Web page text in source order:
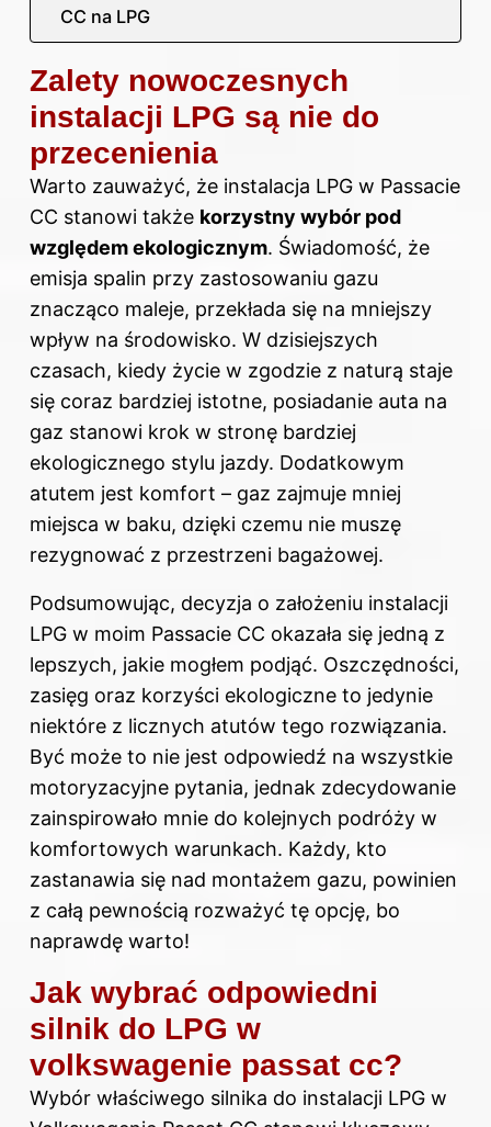
CC na LPG
Zalety nowoczesnych
instalacji LPG są nie do
przecenienia
Warto zauważyć, że instalacja LPG w Passacie
CC stanowi także korzystny wybór pod
względem ekologicznym. Świadomość, że
emisja spalin przy zastosowaniu gazu
znacząco maleje, przekłada się na mniejszy
wpływ na środowisko. W dzisiejszych
czasach, kiedy życie w zgodzie z naturą staje
się coraz bardziej istotne, posiadanie auta na
gaz stanowi krok w stronę bardziej
ekologicznego stylu jazdy. Dodatkowym
atutem jest komfort – gaz zajmuje mniej
miejsca w baku, dzięki czemu nie muszę
rezygnować z przestrzeni bagażowej.
Podsumowując, decyzja o założeniu instalacji
LPG w moim Passacie CC okazała się jedną z
lepszych, jakie mogłem podjąć. Oszczędności,
zasięg oraz korzyści ekologiczne to jedynie
niektóre z licznych atutów tego rozwiązania.
Być może to nie jest odpowiedź na wszystkie
motoryzacyjne pytania, jednak zdecydowanie
zainspirowało mnie do kolejnych podróży w
komfortowych warunkach. Każdy, kto
zastanawia się nad montażem gazu, powinien
z całą pewnością rozważyć tę opcję, bo
naprawdę warto!
Jak wybrać odpowiedni
silnik do LPG w
volkswagenie passat cc?
Wybór właściwego silnika do instalacji LPG w